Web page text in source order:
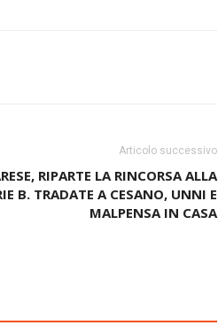
Articolo successivo
RIPARTE LA RINCORSA ALLA
B. TRADATE A CESANO, UNNI E
MALPENSA IN CASA